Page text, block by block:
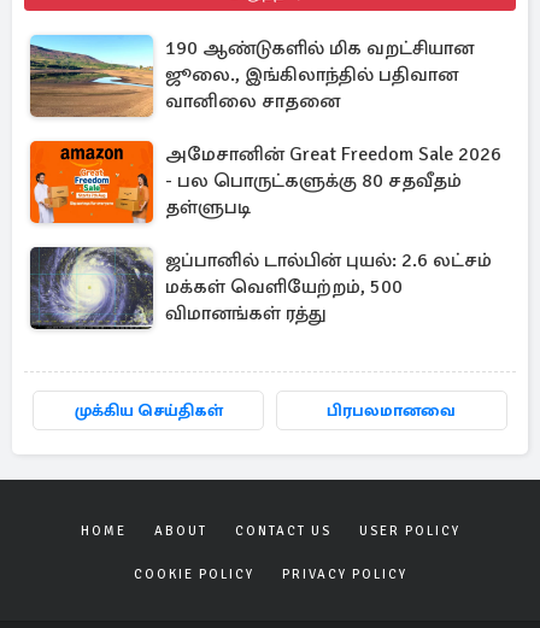
190 ஆண்டுகளில் மிக வறட்சியான
ஜூலை., இங்கிலாந்தில் பதிவான
வானிலை சாதனை
அமேசானின் Great Freedom Sale 2026
- பல பொருட்களுக்கு 80 சதவீதம்
தள்ளுபடி
ஜப்பானில் டால்பின் புயல்: 2.6 லட்சம்
மக்கள் வெளியேற்றம், 500
விமானங்கள் ரத்து
முக்கிய செய்திகள் பிரபலமானவை
HOME ABOUT CONTACT US USER POLICY
COOKIE POLICY PRIVACY POLICY